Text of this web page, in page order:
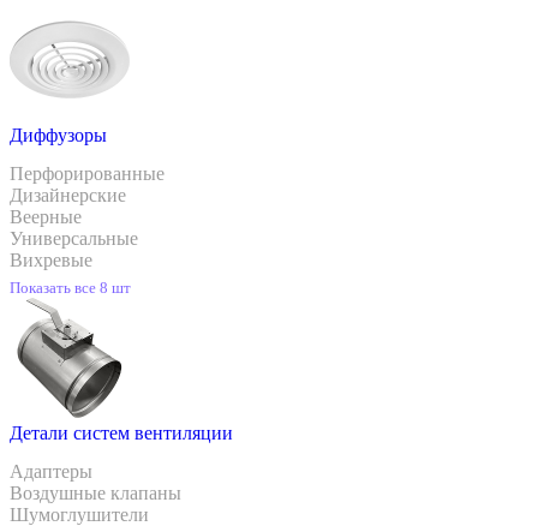
Диффузоры
Перфорированные
Дизайнерские
Веерные
Универсальные
Вихревые
Показать все 8 шт
Детали систем вентиляции
Адаптеры
Воздушные клапаны
Шумоглушители